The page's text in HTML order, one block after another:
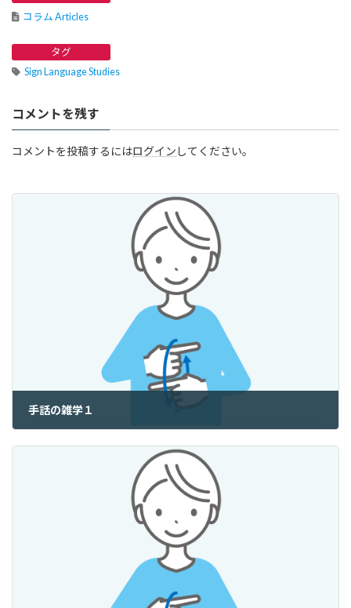
コラム Articles
タグ
Sign Language Studies
コメントを残す
コメントを投稿するにはログイン してください。
手話の雑学１